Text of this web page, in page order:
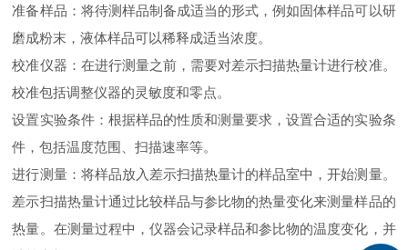
准备样品：将待测样品制备成适当的形式，例如固体样品可以研
磨成粉末，液体样品可以稀释成适当浓度。
校准仪器：在进行测量之前，需要对差示扫描热量计进行校准。
校准包括调整仪器的灵敏度和零点。
设置实验条件：根据样品的性质和测量要求，设置合适的实验条
件，包括温度范围、扫描速率等。
进行测量：将样品放入差示扫描热量计的样品室中，开始测量。
差示扫描热量计通过比较样品与参比物的热量变化来测量样品的
热量。在测量过程中，仪器会记录样品和参比物的温度变化，并